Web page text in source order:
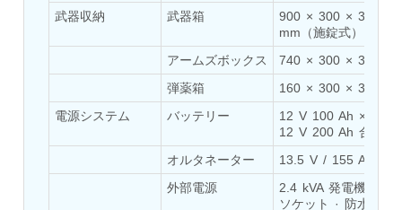
Hydro-Gas Suspension (HSU) Validation System
Aircraft Aggregate Flushing Rig
LP Shaft Torsion Fatigue Testing Machine
Integrated Aircraft Hydraulic Reservoir, Intensifier
Water Leak Testing System for Standard and Broad-
Gauge Rolling Stock
Aircraft Electro-Hydraulic Multi-Channel Power
Aircraft Arresting Gear (AAG) system
Missile Canister Transportation Module
武器収納
武器箱
900 × 300 × 300
mm（施錠式）
アームズボックス
740 × 300 × 300
弾薬箱
160 × 300 × 300
電源システム
バッテリー
12 V 100 Ah ×2（並
12 V 200 Ah 合計）
オルタネーター
13.5 V / 155 A
外部電源
2.4 kVA 発電機（4
ソケット · 防水仕様